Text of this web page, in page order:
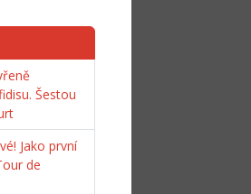
Šestou
Jako první
de